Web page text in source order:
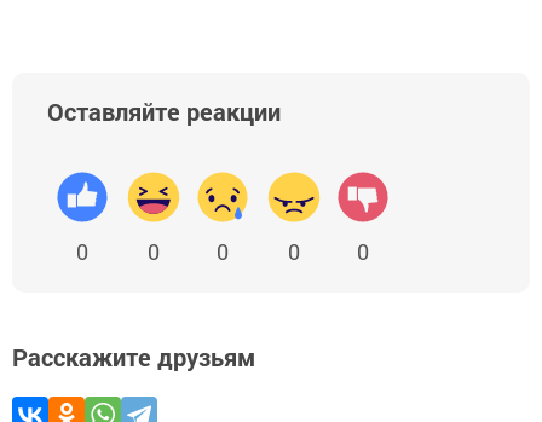
Оставляйте реакции
0 0 0 0 0
Расскажите друзьям